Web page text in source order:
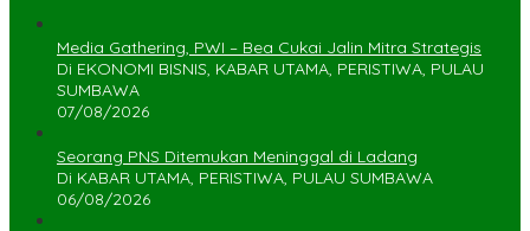
Media Gathering, PWI – Bea Cukai Jalin Mitra Strategis
Di EKONOMI BISNIS, KABAR UTAMA, PERISTIWA, PULAU
SUMBAWA
07/08/2026
Seorang PNS Ditemukan Meninggal di Ladang
Di KABAR UTAMA, PERISTIWA, PULAU SUMBAWA
06/08/2026